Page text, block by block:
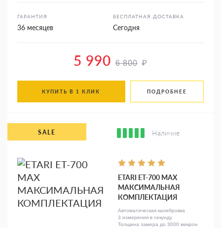
ГАРАНТИЯ
36 месяцев
БЕСПЛАТНАЯ ДОСТАВКА
Сегодня
5 990 6 800 ₽
КУПИТЬ В 1 КЛИК ПОДРОБНЕЕ
Наличие
ETARI ET-700 MAX
МАКСИМАЛЬНАЯ
КОМПЛЕКТАЦИЯ
Автоматическая калибровка
3 измерения в секунду
Толщина замера до 3000 микрон